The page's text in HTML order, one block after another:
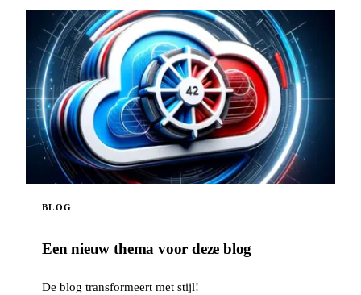
BLOG
Een nieuw thema voor deze blog
De blog transformeert met stijl!